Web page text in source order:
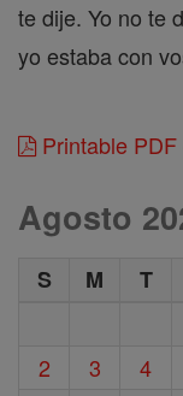
te dije. Yo no te
yo estaba con
Printable
Agosto
S M T
2
3 4